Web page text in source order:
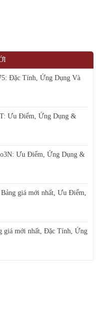
Đặc Tính, Ứng Dụng Và
Ưu Điểm, Ứng Dụng &
Ưu Điểm, Ứng Dụng &
giá mới nhất, Ưu Điểm,
giá mới nhất, Đặc Tính, Ứng